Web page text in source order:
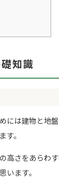
知識
には建物と地
す。
高さをあらわ
います。